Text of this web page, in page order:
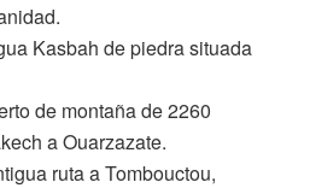
Kasbah de piedra situada
de montaña de 2260
a Ouarzazate.
ruta a Tombouctou,